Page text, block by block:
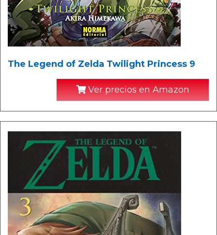
The Legend of Zelda Twilight Princess 9
Ver precios en Amazon